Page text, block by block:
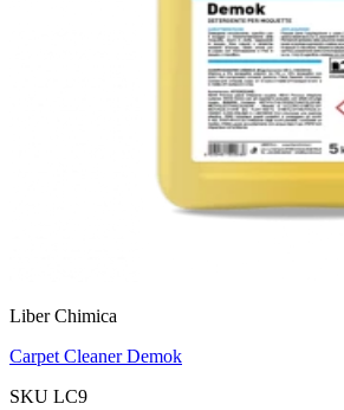
Liber Chimica
Carpet Cleaner Demok
SKU LC9